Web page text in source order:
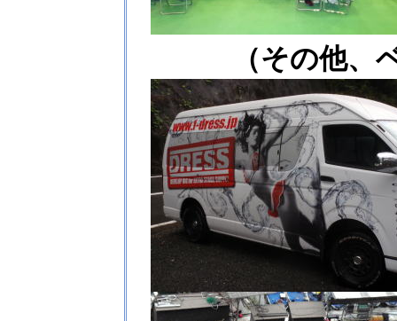
（その他、